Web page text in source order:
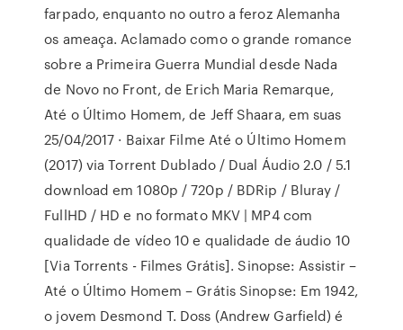
farpado, enquanto no outro a feroz Alemanha
os ameaça. Aclamado como o grande romance
sobre a Primeira Guerra Mundial desde Nada
de Novo no Front, de Erich Maria Remarque,
Até o Último Homem, de Jeff Shaara, em suas
25/04/2017 · Baixar Filme Até o Último Homem
(2017) via Torrent Dublado / Dual Áudio 2.0 / 5.1
download em 1080p / 720p / BDRip / Bluray /
FullHD / HD e no formato MKV | MP4 com
qualidade de vídeo 10 e qualidade de áudio 10
[Via Torrents - Filmes Grátis]. Sinopse: Assistir –
Até o Último Homem – Grátis Sinopse: Em 1942,
o jovem Desmond T. Doss (Andrew Garfield) é